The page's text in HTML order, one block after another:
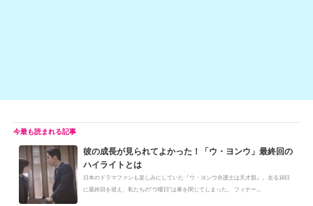
彼の成長が見られてよかった！「ウ・ヨンウ」最終回の
ハイライトとは
日本のドラマファンも楽しみにしていた『ウ・ヨンウ弁護士は天才肌』。去る18日
に最終回を迎え、私たちの"ウ曜日"は幕を閉じてしまった。 フィナー...